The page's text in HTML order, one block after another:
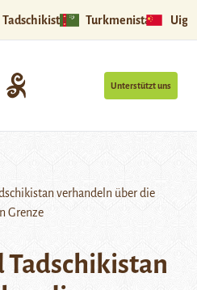
Tadschikistan Turkmenistan
Unterstützt uns
verhandeln über die
Grenze